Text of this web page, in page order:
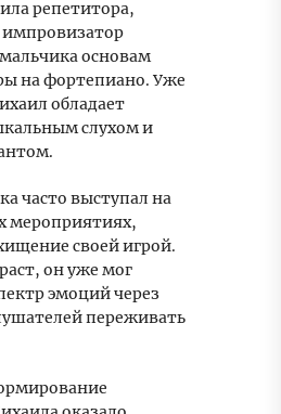
репетитора,
основам
на фортепиано. Уже
обладает
слухом и
часто выступал на
мероприятиях,
своей игрой.
он уже мог
эмоций через
переживать